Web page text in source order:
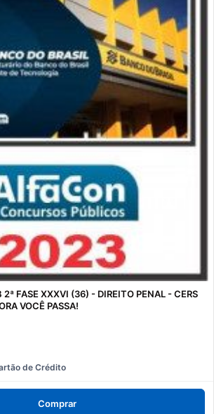
FASE XXXVI (36) - DIREITO PENAL - CERS
VOCÊ PASSA!
de Crédito
Comprar